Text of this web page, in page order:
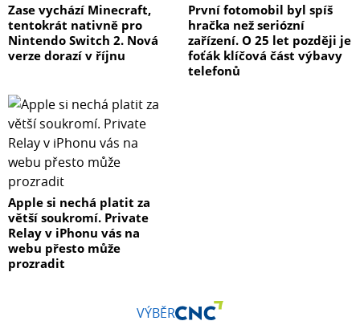
Zase vychází Minecraft,
tentokrát nativně pro
Nintendo Switch 2. Nová
verze dorazí v říjnu
První fotomobil byl spíš
hračka než seriózní
zařízení. O 25 let později je
foťák klíčová část výbavy
telefonů
Apple si nechá platit za
větší soukromí. Private
Relay v iPhonu vás na
webu přesto může
prozradit
VÝBĚR